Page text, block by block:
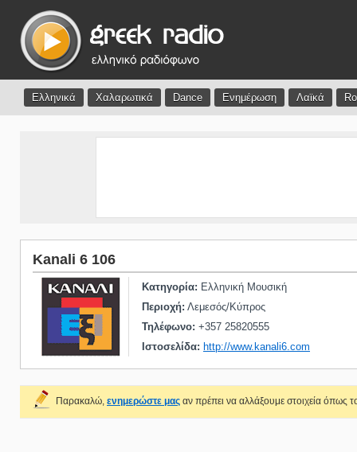
Ελληνικά Χαλαρωτικά Dance Ενημέρωση Λαϊκά
Kanali 6 106
Κατηγορία: Ελληνική Μουσική
Περιοχή: Λεμεσός/Κύπρος
Τηλέφωνο: +357 25820555
Ιστοσελίδα: http://www.kanali6.com
Παρακαλώ, ενημερώστε μας αν πρέπει να αλλάξουμε στοιχεία όπως